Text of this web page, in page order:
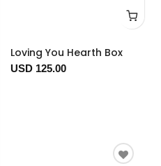
Loving You Hearth Box
USD 125.00